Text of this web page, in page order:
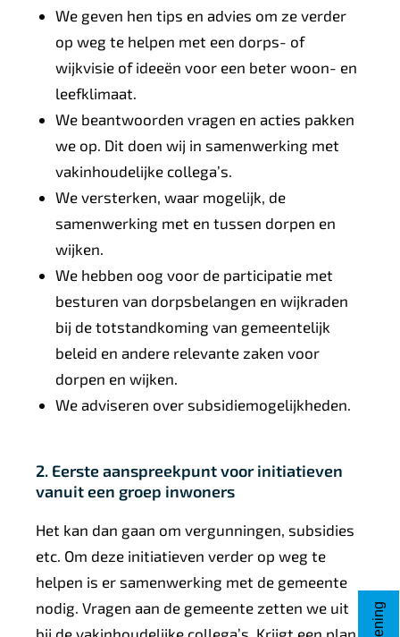
We geven hen tips en advies om ze verder
op weg te helpen met een dorps- of
wijkvisie of ideeën voor een beter woon- en
leefklimaat.
We beantwoorden vragen en acties pakken
we op. Dit doen wij in samenwerking met
vakinhoudelijke collega’s.
We versterken, waar mogelijk, de
samenwerking met en tussen dorpen en
wijken.
We hebben oog voor de participatie met
besturen van dorpsbelangen en wijkraden
bij de totstandkoming van gemeentelijk
beleid en andere relevante zaken voor
dorpen en wijken.
We adviseren over subsidiemogelijkheden.
2. Eerste aanspreekpunt voor initiatieven
vanuit een groep inwoners
Het kan dan gaan om vergunningen, subsidies
etc. Om deze initiatieven verder op weg te
helpen is er samenwerking met de gemeente
nodig. Vragen aan de gemeente zetten we uit
bij de vakinhoudelijke collega’s. Krijgt een plan